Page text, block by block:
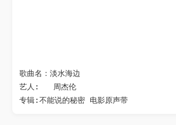
歌曲名：淡水海边
艺人:   周杰伦